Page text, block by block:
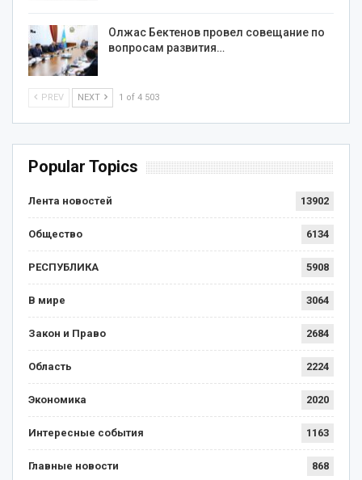
Олжас Бектенов провел совещание по
вопросам развития…
PREV NEXT 1 of 4 503
Popular Topics
Лента новостей 13902
Общество 6134
РЕСПУБЛИКА 5908
В мире 3064
Закон и Право 2684
Область 2224
Экономика 2020
Интересные события 1163
Главные новости 868